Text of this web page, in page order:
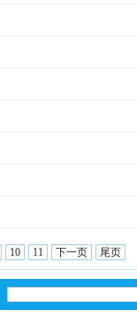
10 11 下一页 尾页